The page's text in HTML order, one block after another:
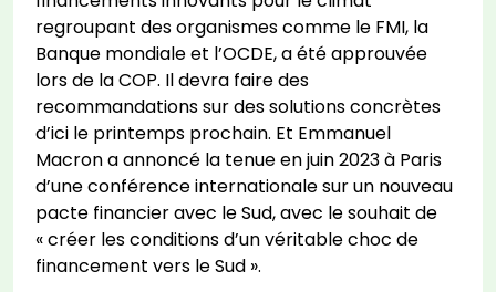
regroupant des organismes comme le FMI, la
Banque mondiale et l’OCDE, a été approuvée
lors de la COP. Il devra faire des
recommandations sur des solutions concrètes
d’ici le printemps prochain. Et Emmanuel
Macron a annoncé la tenue en juin 2023 à Paris
d’une conférence internationale sur un nouveau
pacte financier avec le Sud, avec le souhait de
« créer les conditions d’un véritable choc de
financement vers le Sud ».